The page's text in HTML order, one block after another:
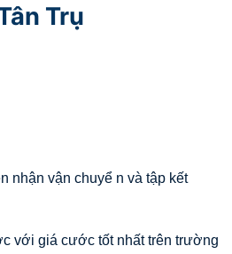
Trụ
nhận vận chuyể n và tập kết
với giá cước tốt nhất trên trường